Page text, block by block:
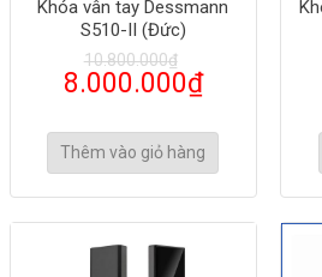
Khóa vân tay Dessmann
S510-II (Đức)
10.800.000₫
8.000.000₫
Thêm vào giỏ hàng